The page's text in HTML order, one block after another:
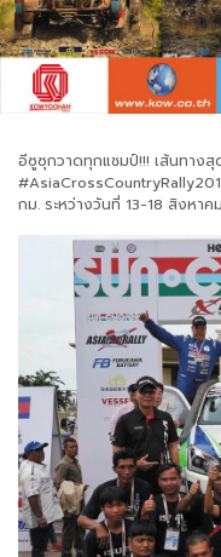
อีซูซุกวาดทุกแชมป์!!! เส้นทางสุ
กม. ระหว่างวันที่ 13-18 สิงหาค